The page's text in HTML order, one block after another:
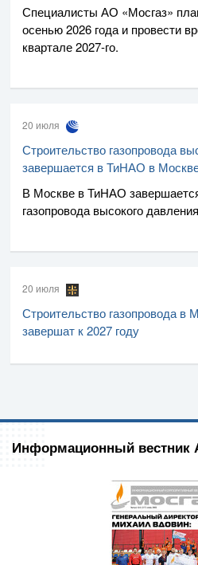
Специалисты АО «Мосгаз»
осенью 2026 года и провести
квартале2027-го.
20 июля
Строительство газопровода
завершается в ТиНАО в
В Москве в ТиНАО
газопровода высокого давления
20 июля
Строительство газопровода в
завершат к 2027 году
Информационный